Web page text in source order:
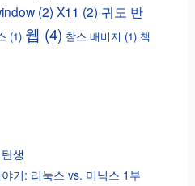
(2) X11 (2) 귀도 반
(1) 웹 (4) 찰스 배비지 (1) 책
생
기: 리눅스 vs. 미닉스 1부